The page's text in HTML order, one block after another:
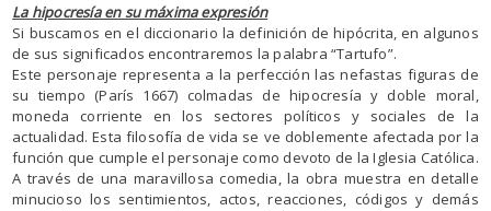
La hipocresía en su máxima expresión
Si buscamos en el diccionario la definición de hipócrita, en algunos
de sus significados encontraremos la palabra “Tartufo”.
Este personaje representa a la perfección las nefastas figuras de
su tiempo (París 1667) colmadas de hipocresía y doble moral,
moneda corriente en los sectores políticos y sociales de la
actualidad. Esta filosofía de vida se ve doblemente afectada por la
función que cumple el personaje como devoto de la Iglesia Católica.
A través de una maravillosa comedia, la obra muestra en detalle
minucioso los sentimientos, actos, reacciones, códigos y demás